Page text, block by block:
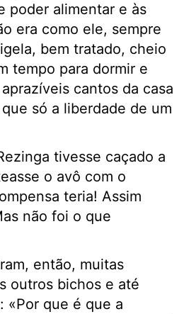
poder alimentar e às
era como ele, sempre
bem tratado, cheio
tempo para dormir e
cantos da casa
só a liberdade de um
tivesse caçado a
o avô com o
teria! Assim
não foi o que
então, muitas
outros bichos e até
«Por que é que a